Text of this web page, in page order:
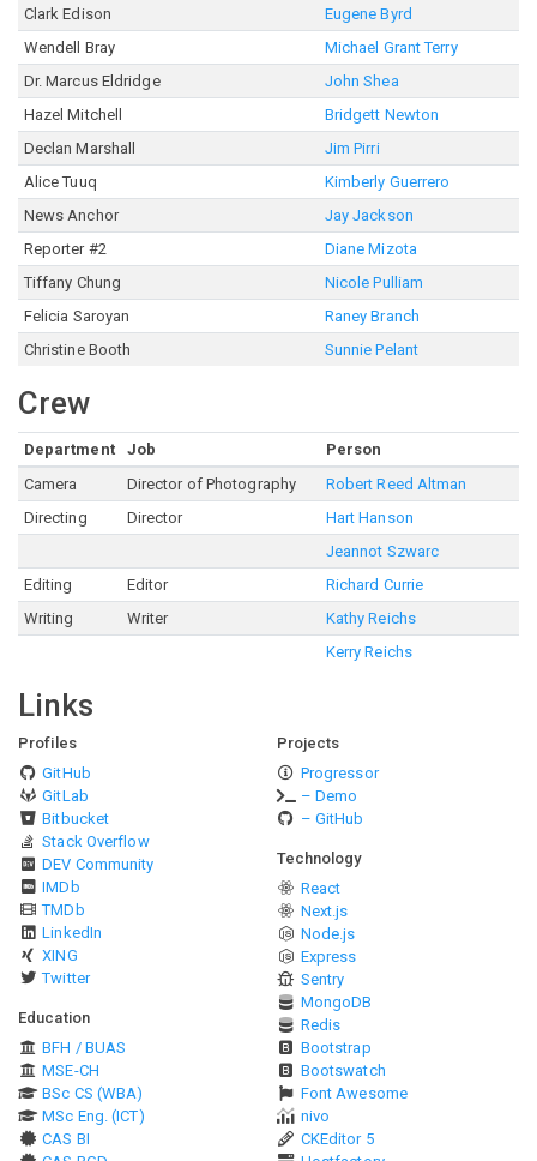
Clark Edison
Eugene Byrd
Wendell Bray
Michael Grant Terry
Dr. Marcus Eldridge
John Shea
Hazel Mitchell
Bridgett Newton
Declan Marshall
Jim Pirri
Alice Tuuq
Kimberly Guerrero
News Anchor
Jay Jackson
Reporter #2
Diane Mizota
Tiffany Chung
Nicole Pulliam
Felicia Saroyan
Raney Branch
Christine Booth
Sunnie Pelant
Crew
Department Job
Person
Camera
Director of Photography
Robert Reed Altman
Directing
Director
Hart Hanson
Jeannot Szwarc
Editing
Editor
Richard Currie
Writing
Writer
Kathy Reichs
Kerry Reichs
Links
Profiles
GitHub
GitLab
Bitbucket
Stack Overflow
DEV Community
IMDb
TMDb
LinkedIn
XING
Twitter
Education
BFH / BUAS
MSE-CH
BSc CS (WBA)
MSc Eng. (ICT)
CAS BI
Projects
Progressor
– Demo
– GitHub
Technology
React
Next.js
Node.js
Express
Sentry
MongoDB
Redis
Bootstrap
Bootswatch
Font Awesome
nivo
CKEditor 5